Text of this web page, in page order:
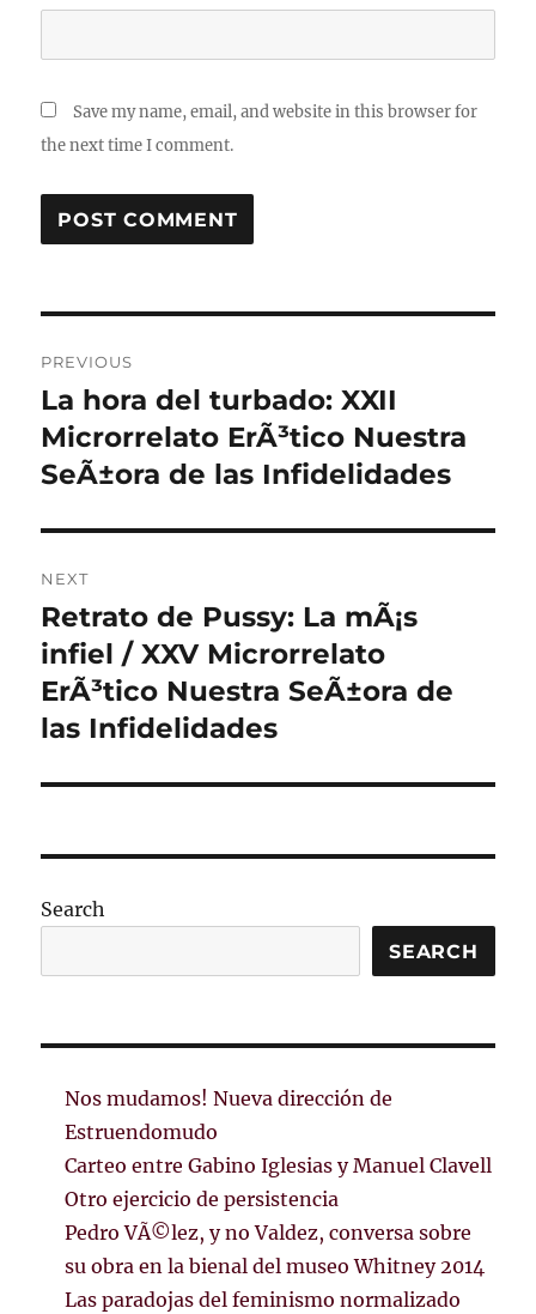
Save my name, email, and website in this browser for
the next time I comment.
navigation
PREVIOUS
Previous
post:
La hora del turbado: XXII
Microrrelato ErÃ³tico Nuestra
SeÃ±ora de las Infidelidades
NEXT
Next
post:
Retrato de Pussy: La mÃ¡s
infiel / XXV Microrrelato
ErÃ³tico Nuestra SeÃ±ora de
las Infidelidades
Search
SEARCH
Nos mudamos! Nueva dirección de
Estruendomudo
Carteo entre Gabino Iglesias y Manuel Clavell
Otro ejercicio de persistencia
Pedro VÃ©lez, y no Valdez, conversa sobre
su obra en la bienal del museo Whitney 2014
Las paradojas del feminismo normalizado